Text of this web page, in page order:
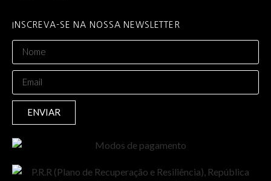
INSCREVA-SE NA NOSSA NEWSLETTER
ENVIAR